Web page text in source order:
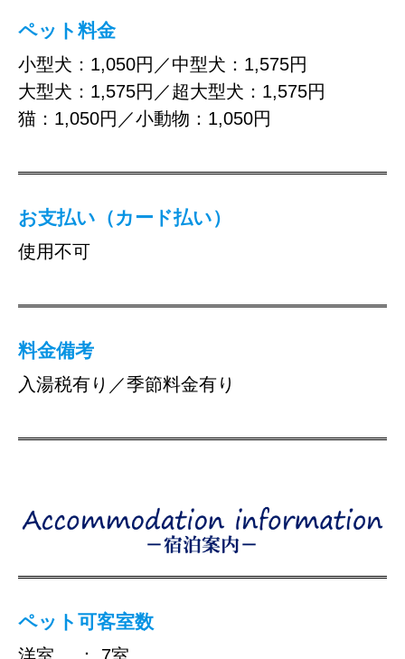
ペット料金
小型犬：1,050円／中型犬：1,575円
大型犬：1,575円／超大型犬：1,575円
猫：1,050円／小動物：1,050円
お支払い（カード払い）
使用不可
料金備考
入湯税有り／季節料金有り
ペット可客室数